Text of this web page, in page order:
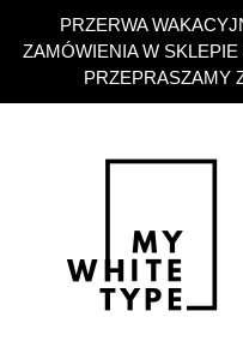
PRZERWA
ZAMÓWIENIA W
PRZEPRASZAMY
zawartości